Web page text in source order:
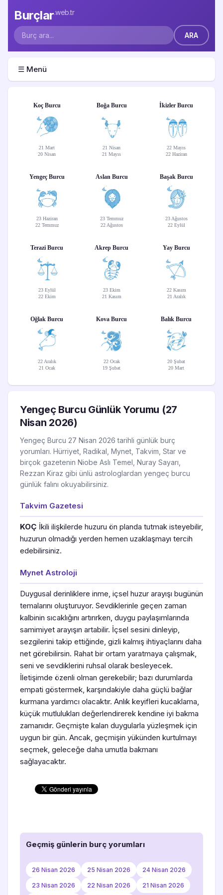
Burçlar.web.tr
☰ Menü
Koç Burcu
21 Mart
20 Nisan
Boğa Burcu
21 Nisan
21 Mayıs
İkizler Burcu
22 Mayıs
22 Haziran
Yengeç Burcu
23 Haziran
22 Temmuz
Aslan Burcu
23 Temmuz
22 Ağustos
Başak Burcu
23 Ağustos
22 Eylül
Terazi Burcu
23 Eylül
22 Ekim
Akrep Burcu
23 Ekim
21 Kasım
Yay Burcu
22 Kasım
21 Aralık
Oğlak Burcu
22 Aralık
21 Ocak
Kova Burcu
22 Ocak
19 Şubat
Balık Burcu
20 Şubat
20 Mart
Yengeç Burcu Günlük Yorumu (27
Nisan 2026)
Yengeç Burcu 27 Nisan 2026 tarihli günlük burç
yorumları. Hürriyet, Radikal, Mynet, Takvim, Star ve
birçok gazetenin Niobe Aslı Temel, Nuray Sayarı,
Rezzan Kiraz gibi ünlü astrologlardan yengeç burcu
günlük falını okuyabilirsiniz.
Takvim Gazetesi
KOÇ İkili ilişkilerde huzuru ön planda tutmak isteyebilir,
huzurun olmadığı yerden hemen uzaklaşmayı tercih
edebilirsiniz.
Mynet Astroloji
Duygusal derinliklere inme, içsel huzur arayışı bugünün
temalarını oluşturuyor. Sevdiklerinle geçen zaman
kalbinin sıcaklığını artırırken, duygu paylaşımlarında
samimiyet arayışın artabilir. İçsel sesini dinleyip,
sezgilerini takip ettiğinde, gizli kalmış ihtiyaçlarını daha
net görebilirsin. Rahat bir ortam yaratmaya çalışmak,
seni ve sevdiklerini ruhsal olarak besleyecek.
İletişimde özenli olman gerekebilir; bazı durumlarda
empati göstermek, karşındakiyle daha güçlü bağlar
kurmana yardımcı olacaktır. Anlık keyifleri kucaklama,
küçük mutlulukları değerlendirerek kendine iyi bakma
zamanıdır. Geçmişte kalan duygularla yüzleşmek için
uygun bir gün. Ancak, geçmişin yükünden kurtulmayı
seçmek, geleceğe daha umutla bakmanı
sağlayacaktır.
Geçmiş günlerin burç yorumları
26 Nisan 2026 25 Nisan 2026 24 Nisan 2026
23 Nisan 2026 22 Nisan 2026 21 Nisan 2026